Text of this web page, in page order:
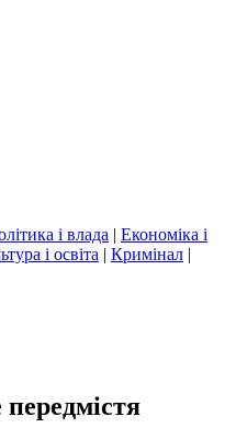
і влада | Економіка і
і освіта | Кримінал |